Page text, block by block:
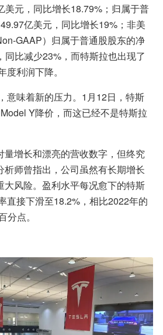
美元，同比增长18.79%；归属于普
亿美元，同比增长19%；非美
GAAP）归属于普通股股东的净
同比减少23%，而特斯拉也出现了
利润下降。
意味着新的压力。1月12日，特斯
Y降价，而这已经不是特斯拉
量增长和漂亮的营收数字，但终究
析师曾指出，公司虽然有长期增长
大风险。盈利水平每况愈下的特斯
直接下滑至18.2%，相比2022年的
点。